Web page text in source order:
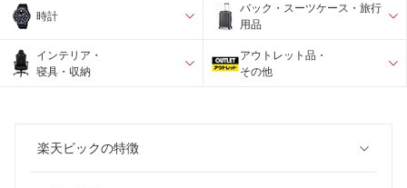
時計
バック・スーツケース・旅行
用品
インテリア・
寝具・収納
アウトレット品・
その他
楽天ビックの特徴